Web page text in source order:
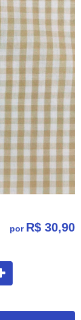
por R$ 30,90